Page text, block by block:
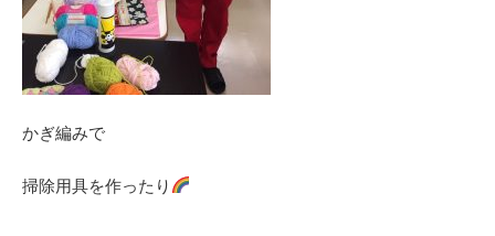
かぎ編みで
掃除用具を作ったり